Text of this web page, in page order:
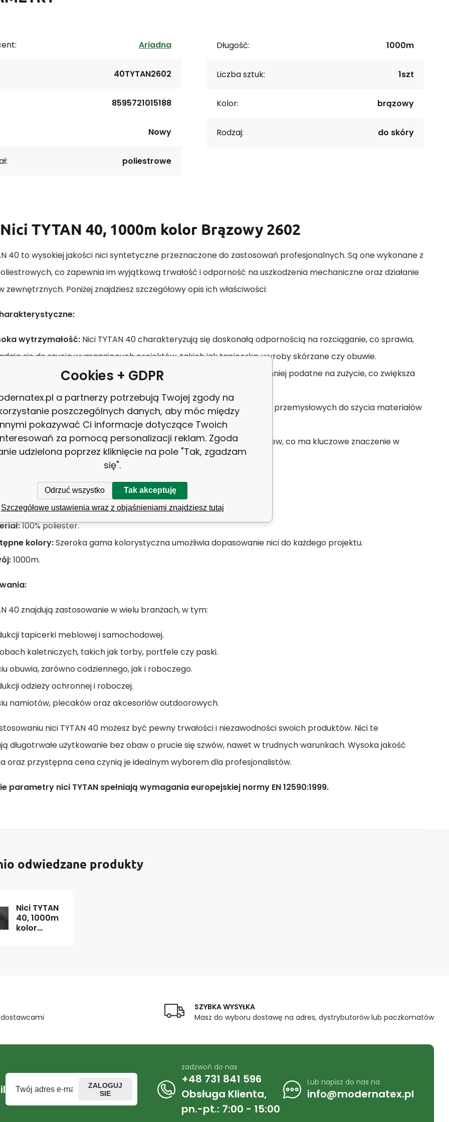
Ariadna
40TYTAN2602
8595721015188
Nowy
poliestrowe
Długość: 1000m
Liczba sztuk: 1szt
Kolor: brązowy
Rodzaj: do skóry
Nici TYTAN 40, 1000m kolor Brązowy 2602
40 to wysokiej jakości nici syntetyczne przeznaczone do zastosowań profesjonalnych. Są one wykonane z
co zapewnia im wyjątkową trwałość i odporność na uszkodzenia mechaniczne oraz działanie
zewnętrznych. Poniżej znajdziesz szczegółowy opis ich właściwości:
wytrzymałość: Nici TYTAN 40 charakteryzują się doskonałą odpornością na rozciąganie, co sprawia,
się do szycia wymagających projektów, takich jak tapicerka, wyroby skórzane czy obuwie.
na ścieranie:Dzięki specjalnemu procesowi obróbki nici są mniej podatne na zużycie, co zwiększa
zastosowania:Mogą być wykorzystywane w maszynach przemysłowych do szycia materiałów
takich jak skóra, tkaniny techniczne, czy mocne tekstylia.
wygląd szwów:Nici zapewniają równy, trwały i estetyczny szew, co ma kluczowe znaczenie w
gdzie wygląd odgrywa istotną rolę.
w TEX: 278 dtex x 3
100% poliester.
kolory:Szeroka gama kolorystyczna umożliwia dopasowanie nici do każdego projektu.
1000m.
40 znajdują zastosowanie w wielu branżach, w tym:
tapicerki meblowej i samochodowej.
kaletniczych, takich jak torby, portfele czy paski.
obuwia, zarówno codziennego, jak i roboczego.
odzieży ochronnej i roboczej.
namiotów, plecaków oraz akcesoriów outdoorowych.
nici TYTAN 40 możesz być pewny trwałości i niezawodności swoich produktów. Nici te
długotrwałe użytkowanie bez obaw o prucie się szwów, nawet w trudnych warunkach. Wysoka jakość
oraz przystępna cena czynią je idealnym wyborem dla profesjonalistów.
parametry nici TYTAN spełniają wymagania europejskiej normy EN 12590:1999.
odwiedzane produkty
Nici TYTAN
40, 1000m
kolor
SZYBKA WYSYŁKA
Masz do wyboru dostawę na adres, dystrybutorów lub paczkomatów
ZALOGUJ
SIE
zadzwoń do nas
+48 731 841 596
Obsługa Klienta,
pn.-pt.: 7:00 - 15:00
Lub napisz do nas na
info@modernatex.pl
Cookies + GDPR
a partnerzy potrzebują Twojej zgody na
poszczególnych danych, aby móc między
pokazywać Ci informacje dotyczące Twoich
za pomocą personalizacji reklam. Zgoda
udzielona poprzez kliknięcie na pole "Tak, zgadzam
się".
Odrzuć wszystko Tak akceptuję
Szczegółowe ustawienia wraz z objaśnieniami znajdziesz tutaj